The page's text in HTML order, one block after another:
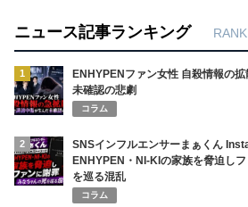
ニュース記事ランキング
1
ENHYPENファン女性 自殺情報の
未確認の悲劇
コラム
2
SNSインフルエンサーまぁくん
ENHYPEN・NI-KIの家族を脅迫し
を巡る混乱
コラム